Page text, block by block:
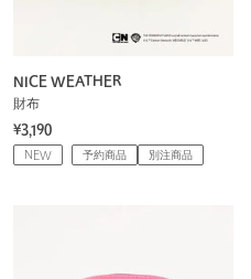
NICE WEATHER
財布
¥3,190
NEW 予約商品 別注商品